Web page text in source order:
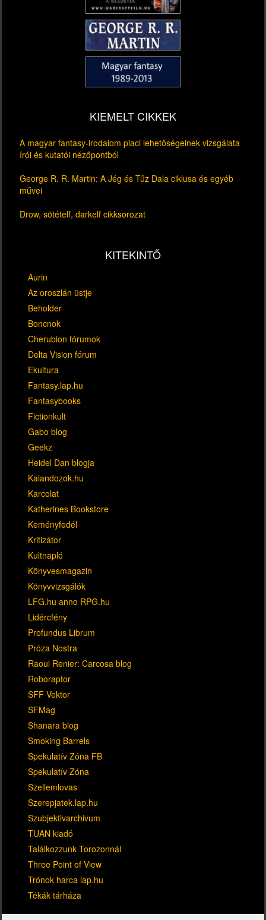
KIEMELT CIKKEK
A magyar fantasy-irodalom piaci lehetőségeinek vizsgálata
írói és kutatói nézőpontból
George R. R. Martin: A Jég és Tűz Dala ciklusa és egyéb
művei
Drow, sötételf, darkelf cikksorozat
KITEKINTŐ
Aurin
Az oroszlán üstje
Beholder
Boncnok
Cherubion fórumok
Delta Vision fórum
Ekultura
Fantasy.lap.hu
Fantasybooks
Fictionkult
Gabo blog
Geekz
Heidel Dan blogja
Kalandozok.hu
Karcolat
Katherines Bookstore
Keményfedél
Kritizátor
Kultnapló
Könyvesmagazin
Könyvvizsgálók
LFG.hu anno RPG.hu
Lidércfény
Profundus Librum
Próza Nostra
Raoul Renier: Carcosa blog
Roboraptor
SFF Vektor
SFMag
Shanara blog
Smoking Barrels
Spekulatív Zóna FB
Spekulatív Zóna
Szellemlovas
Szerepjatek.lap.hu
Szubjektivarchivum
TUAN kiadó
Találkozzunk Torozonnál
Three Point of View
Trónok harca lap.hu
Tékák tárháza